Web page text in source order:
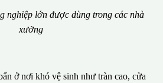
nghiệp lớn được dùng trong các nhà
xưởng
ở nơi khó vệ sinh như tràn cao, cửa